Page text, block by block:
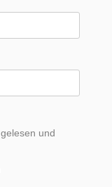
gelesen und